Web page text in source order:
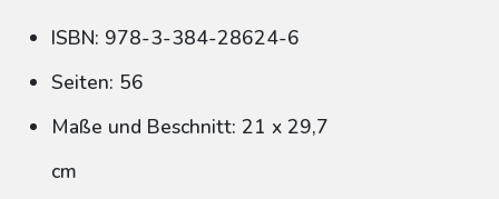
ISBN: 978-3-384-28624-6
Seiten: 56
Maße und Beschnitt: 21 x 29,7
cm